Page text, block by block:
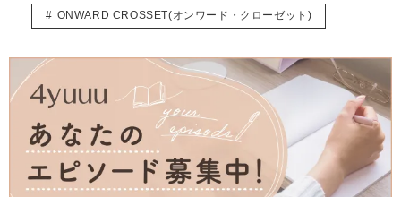
ONWARD CROSSET(オンワード・クローゼット)